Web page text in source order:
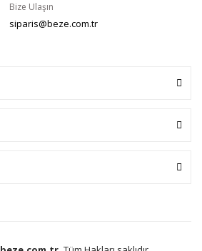
Bize Ulaşın
siparis@beze.com.tr